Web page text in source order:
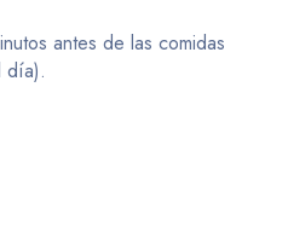
antes de las comidas
día).